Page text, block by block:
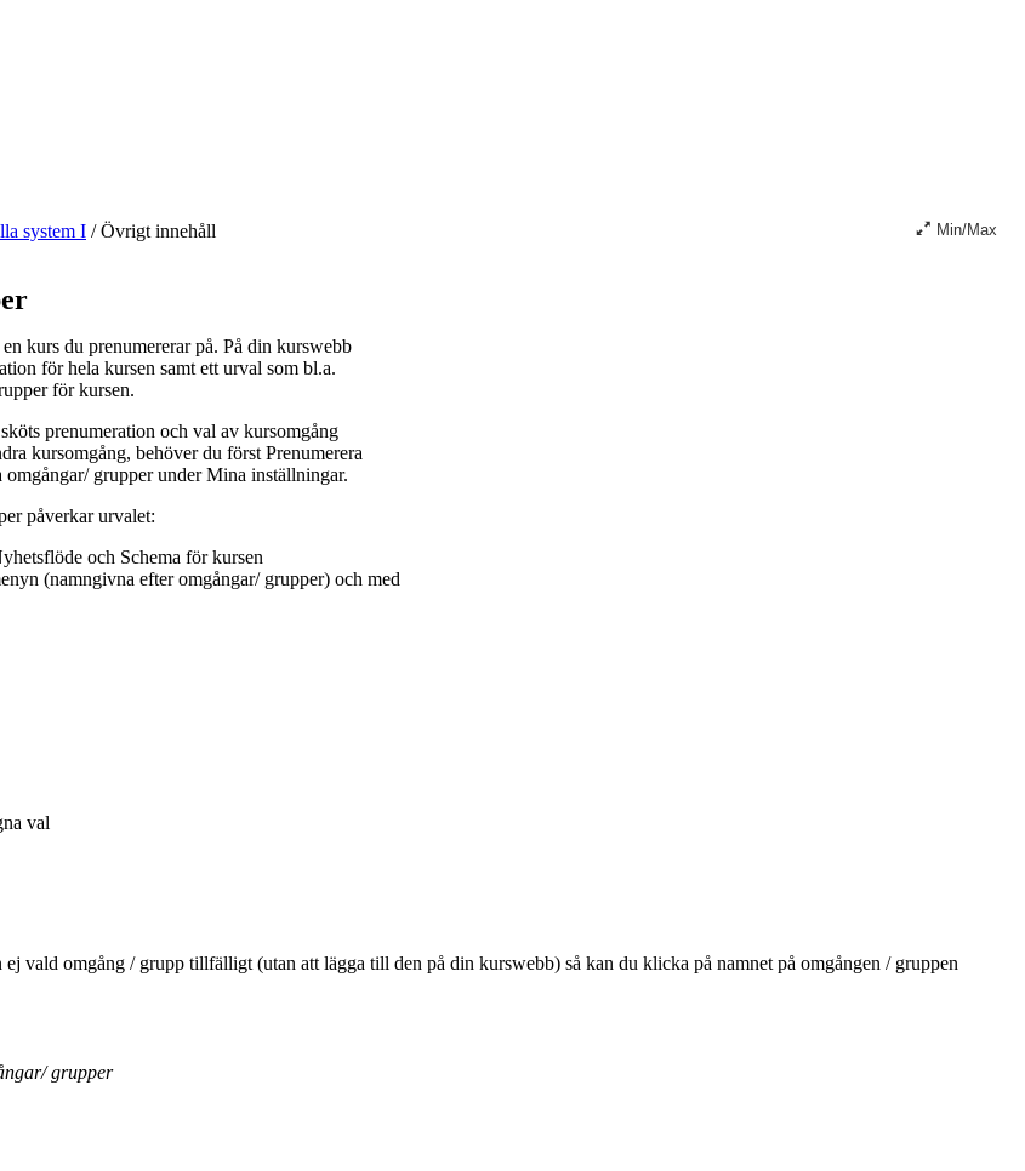
system I /Övrigt innehåll Min/Max
kurs du prenumererar på. På din kurswebb
för hela kursen samt ett urval som bl.a.
för kursen.
prenumeration och val av kursomgång
kursomgång, behöver du först Prenumerera
grupper under Mina inställningar.
påverkar urvalet:
och Schema för kursen
(namngivna efter omgångar/ grupper) och med
val
vald omgång / grupp tillfälligt (utan att lägga till den på din kurswebb) så kan du klicka på namnet på omgången / gruppen
grupper